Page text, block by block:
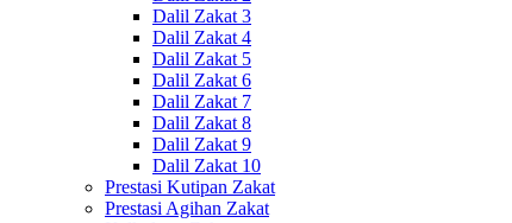
Dalil Zakat 3
Dalil Zakat 4
Dalil Zakat 5
Dalil Zakat 6
Dalil Zakat 7
Dalil Zakat 8
Dalil Zakat 9
Dalil Zakat 10
Prestasi Kutipan Zakat
Prestasi Agihan Zakat